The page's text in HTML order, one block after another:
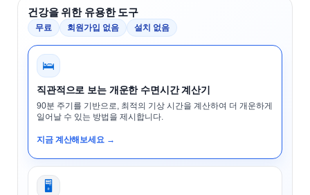
건강을 위한 유용한 도구
무료 회원가입 없음 설치 없음
🛌
직관적으로 보는 개운한 수면시간 계산기
90분 주기를 기반으로, 최적의 기상 시간을 계산하여 더 개운하게
일어날 수 있는 방법을 제시합니다.
지금 계산해보세요 →
🖥️